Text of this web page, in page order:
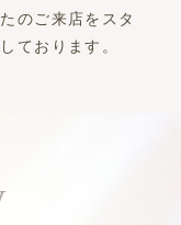
のご来店をスタ
ております。